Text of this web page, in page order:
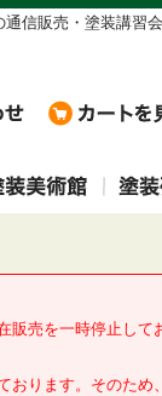
信販売・塗装講
売を一時停止して
おります。そのため